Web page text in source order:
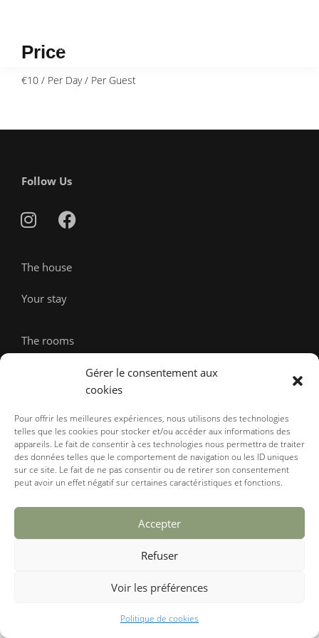
Gérer le consentement aux
cookies
Pour offrir les meilleures expériences, nous utilisons des technologies
telles que les cookies pour stocker et/ou accéder aux informations des
appareils. Le fait de consentir à ces technologies nous permettra de traiter
des données telles que le comportement de navigation ou les ID uniques
sur ce site. Le fait de ne pas consentir ou de retirer son consentement
peut avoir un effet négatif sur certaines caractéristiques et fonctions.
Accepter
Refuser
Voir les préférences
Politique de cookies
Price
€10 / Per Day / Per Guest
Follow Us
The house
Your stay
The rooms
To discover
Contact us
BOOK NOW